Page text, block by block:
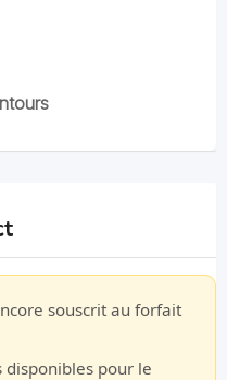
souscrit au forfait
disponibles pour le